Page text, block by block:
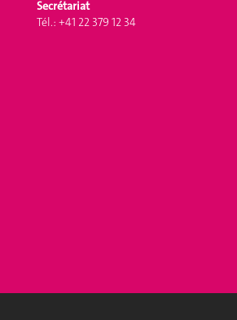
Secrétariat
Tél.: +41 22 379 12 34